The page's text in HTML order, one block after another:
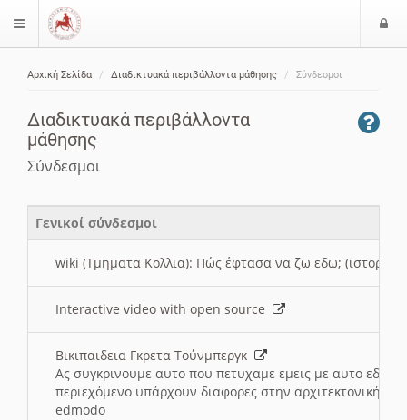
$langMenu
Αρχική Σελίδα Διαδικτυακά περιβάλλοντα μάθησης Σύνδεσμοι
Διαδικτυακά περιβάλλοντα
μάθησης
Σύνδεσμοι
Γενικοί σύνδεσμοι
wiki (Τμηματα Κολλια): Πώς έφτασα να ζω εδω; (ιστορια)
Interactive video with open source
Βικιπαιδεια Γκρετα Τούνμπεργκ
Ας συγκρινουμε αυτο που πετυχαμε εμεις με αυτο εδω
περιεχόμενο υπάρχουν διαφορες στην αρχιτεκτονική
edmodo